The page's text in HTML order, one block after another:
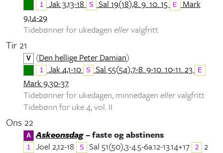
1 Jak 3,13-18 S Sal 19(18),8. 9. 10. 15 E
Mark
9,14-29
Tidebønner for ukedagen ellervalgfritt
Tir 21
V (Den hellige Peter Damian)
1 Jak 4,1-10 S Sal 55(54),7-8. 9-10. 10-11. 23 E
Mark 9,30-37
Tidebønner for ukedagen, minnedagen ellervalgfritt
Tidebønn for uke 4, vol. II
Ons 22
A Askeonsdag– faste og abstinens
1 Joel 2,12-18 S Sal 51(50),3-4.5-6a.12-13.14+17 2
2